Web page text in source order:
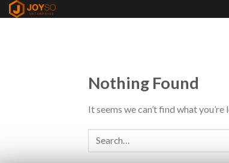
Skip
Nothing Found
It seems we can’t find what